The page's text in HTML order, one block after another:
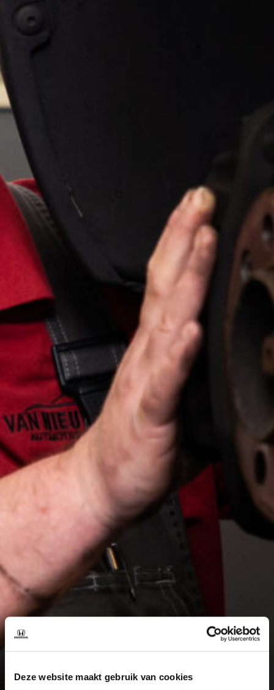
Deze website maakt gebruik van cookies